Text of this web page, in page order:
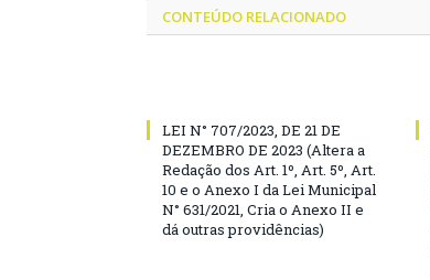
CONTEÚDO RELACIONADO
LEI N° 707/2023, DE 21 DE
DEZEMBRO DE 2023 (Altera a
Redação dos Art. 1º, Art. 5º, Art.
10 e o Anexo I da Lei Municipal
N° 631/2021, Cria o Anexo II e
dá outras providências)